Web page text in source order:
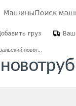
МашиныПоиск
груз
новот...